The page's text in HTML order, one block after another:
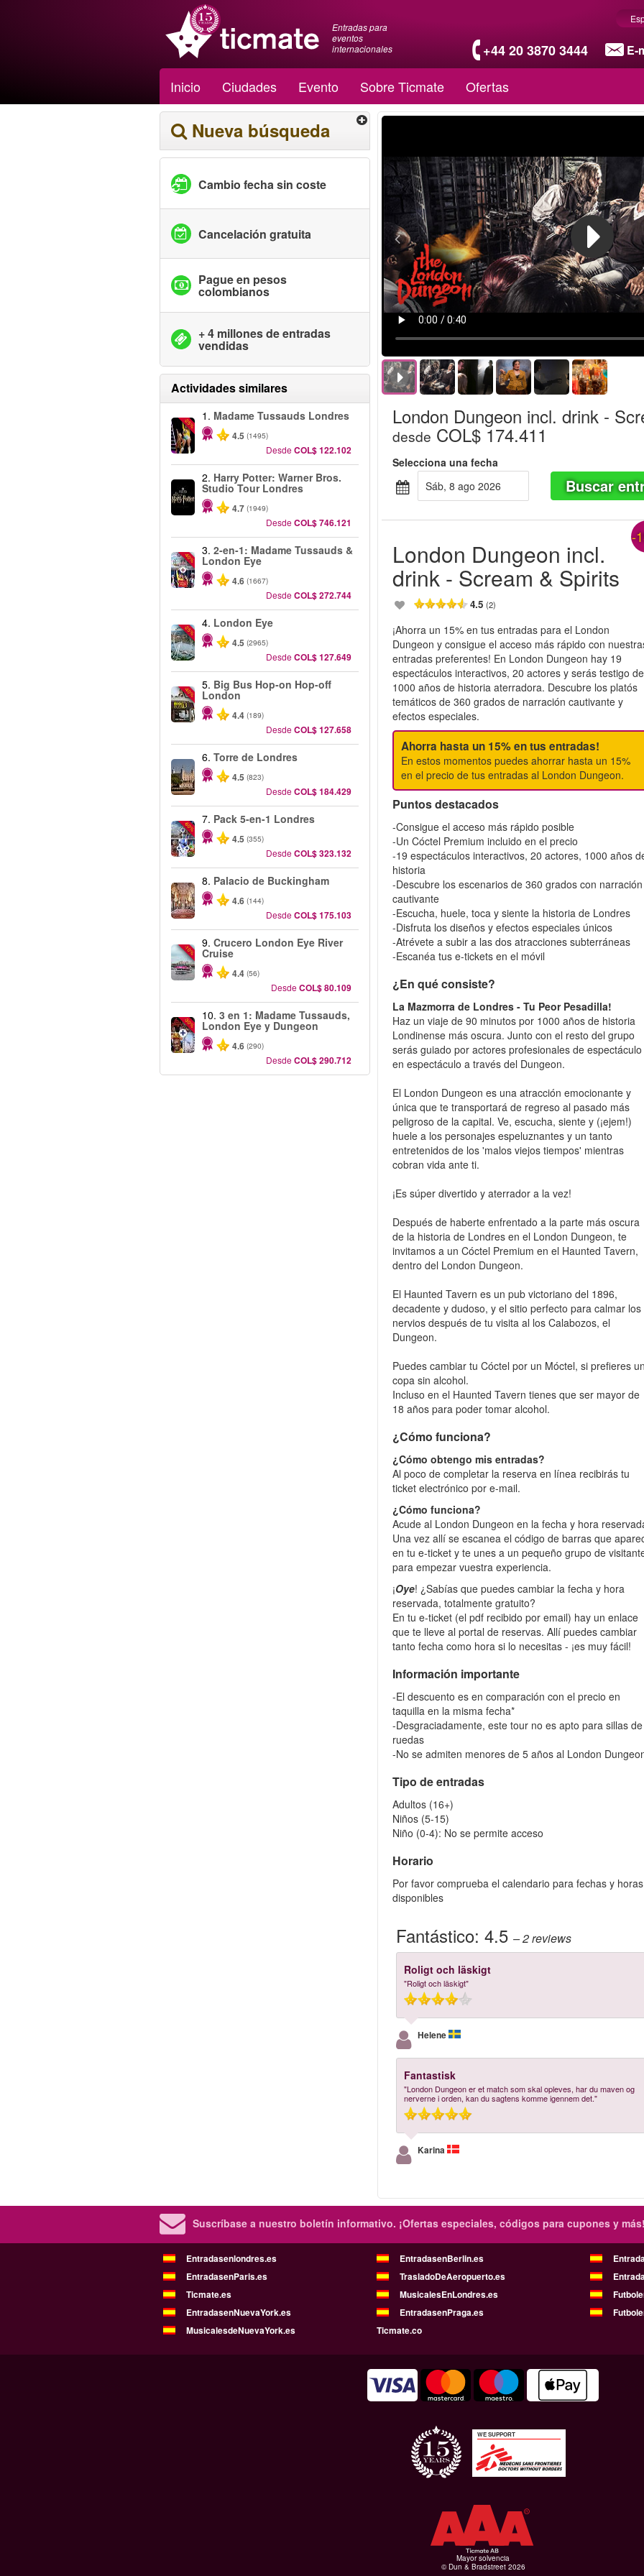
Entradas para
eventos
internacionales
+44 20 3870 3444 E-
Inicio Ciudades Evento Sobre Ticmate Ofertas
Nueva búsqueda
Cambio fecha sin coste
Cancelación gratuita
Pague en pesos
colombianos
+ 4 millones de entradas
vendidas
Actividades similares
-25%
1. Madame Tussauds Londres
4.5 (1495)
DesdeCOL$ 122.102
2. Harry Potter: Warner Bros.
Studio Tour Londres
4.7 (1949)
DesdeCOL$ 746.121
-40%
3. 2-en-1: Madame Tussauds &
London Eye
4.6 (1667)
DesdeCOL$ 272.744
-25%
4. London Eye
4.5 (2965)
DesdeCOL$ 127.649
-40%
5. Big Bus Hop-on Hop-off
London
4.4 (189)
DesdeCOL$ 127.658
6. Torre de Londres
4.5 (823)
DesdeCOL$ 184.429
-60%
7. Pack 5-en-1 Londres
4.5 (355)
DesdeCOL$ 323.132
8. Palacio de Buckingham
4.6 (144)
DesdeCOL$ 175.103
-10%
9. Crucero London Eye River
Cruise
4.4 (56)
DesdeCOL$ 80.109
-30%
10. 3 en 1: Madame Tussauds,
London Eye y Dungeon
4.6 (290)
DesdeCOL$ 290.712
London Dungeon incl. drink -
desde COL$ 174.411
Selecciona una fecha
sáb, 8 ago 2026
Buscar
-
London Dungeon incl.
drink - Scream & Spirits
4.5(2)
¡Ahorra un 15% en tus entradas para el London
Dungeon y consigue el acceso más rápido con
entradas preferentes! En London Dungeon hay 19
espectáculos interactivos, 20 actores y serás testigo de
1000 años de historia aterradora. Descubre los platós
temáticos de 360 grados de narración cautivante y
efectos especiales.
Ahorra hasta un 15% en tus entradas!
En estos momentos puedes ahorrar hasta un 15%
en el precio de tus entradas al London Dungeon.
Puntos destacados
-Consigue el acceso más rápido posible
-Un Cóctel Premium incluido en el precio
-19 espectáculos interactivos, 20 actores, 1000 años
historia
-Descubre los escenarios de 360 grados con narración
cautivante
-Escucha, huele, toca y siente la historia de Londres
-Disfruta los diseños y efectos especiales únicos
-Atrévete a subir a las dos atracciones subterráneas
-Escanéa tus e-tickets en el móvil
¿En qué consiste?
La Mazmorra de Londres - Tu Peor Pesadilla!
Haz un viaje de 90 minutos por 1000 años de historia
Londinense más oscura. Junto con el resto del grupo
serás guiado por actores profesionales de espectáculo
en espectáculo a través del Dungeon.
El London Dungeon es una atracción emocionante y
única que te transportará de regreso al pasado más
peligroso de la capital. Ve, escucha, siente y (¡ejem!)
huele a los personajes espeluznantes y un tanto
entretenidos de los 'malos viejos tiempos' mientras
cobran vida ante ti.
¡Es súper divertido y aterrador a la vez!
Después de haberte enfrentado a la parte más oscura
de la historia de Londres en el London Dungeon, te
invitamos a un Cóctel Premium en el Haunted Tavern,
dentro del London Dungeon.
El Haunted Tavern es un pub victoriano del 1896,
decadente y dudoso, y el sitio perfecto para calmar los
nervios después de tu visita al los Calabozos, el
Dungeon.
Puedes cambiar tu Cóctel por un Móctel, si prefieres
copa sin alcohol.
Incluso en el Haunted Tavern tienes que ser mayor de
18 años para poder tomar alcohol.
¿Cómo funciona?
¿Cómo obtengo mis entradas?
Al poco de completar la reserva en línea recibirás tu
ticket electrónico por e-mail.
¿Cómo funciona?
Acude al London Dungeon en la fecha y hora
Una vez allí se escanea el código de barras que
en tu e-ticket y te unes a un pequeño grupo de
para empezar vuestra experiencia.
¡Oye! ¿Sabías que puedes cambiar la fecha y hora
reservada, totalmente gratuito?
En tu e-ticket (el pdf recibido por email) hay un enlace
que te lleve al portal de reservas. Allí puedes cambiar
tanto fecha como hora si lo necesitas - ¡es muy fácil!
Información importante
-El descuento es en comparación con el precio en
taquilla en la misma fecha*
-Desgraciadamente, este tour no es apto para sillas de
ruedas
-No se admiten menores de 5 años al London
Tipo de entradas
Adultos (16+)
Niños (5-15)
Niño (0-4): No se permite acceso
Horario
Por favor comprueba el calendario para fechas y horas
disponibles
Fantástico:4.5– 2reviews
Roligt och läskigt
"Roligt och läskigt"
Helene
Fantastisk
"London Dungeon er et match som skal opleves, har du maven og
nerverne i orden, kan du sagtens komme igennem det."
Karina
Suscríbase a nuestro boletín informativo. ¡Ofertas especiales, códigos para cupones y
Entradasenlondres.es EntradasenBerlin.es
EntradasenParis.es
TrasladoDeAeropuerto.es
Ticmate.es
MusicalesEnLondres.es
EntradasenNuevaYork.es
EntradasenPraga.es
MusicalesdeNuevaYork.es
Ticmate.co
WE SUPPORT
Mayor solvencia
© Dun & Bradstreet 2026